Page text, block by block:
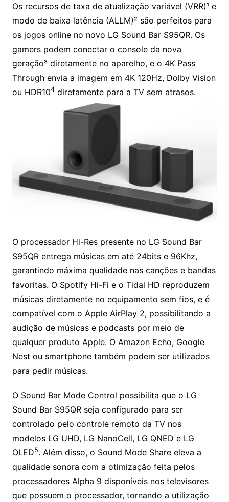
Os recursos de taxa de atualização variável (VRR)¹ e
modo de baixa latência (ALLM)² são perfeitos para
os jogos online no novo LG Sound Bar S95QR. Os
gamers podem conectar o console da nova
geração³ diretamente no aparelho, e o 4K Pass
Through envia a imagem em 4K 120Hz, Dolby Vision
ou HDR104diretamente para a TV sem atrasos.
O processador Hi-Res presente no LG Sound Bar
S95QR entrega músicas em até 24bits e 96Khz,
garantindo máxima qualidade nas canções e bandas
favoritas. O Spotify Hi-Fi e o Tidal HD reproduzem
músicas diretamente no equipamento sem fios, e é
compatível com o Apple AirPlay 2, possibilitando a
audição de músicas e podcasts por meio de
qualquer produto Apple. O Amazon Echo, Google
Nest ou smartphone também podem ser utilizados
para pedir músicas.
O Sound Bar Mode Control possibilita que o LG
Sound Bar S95QR seja configurado para ser
controlado pelo controle remoto da TV nos
modelos LG UHD, LG NanoCell, LG QNED e LG
OLED5. Além disso, o Sound Mode Share eleva a
qualidade sonora com a otimização feita pelos
processadores Alpha 9 disponíveis nos televisores
que possuem o processador, tornando a utilização